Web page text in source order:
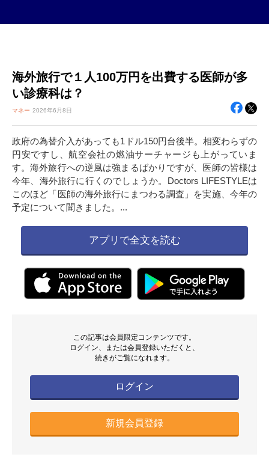
海外旅行で１人100万円を出費する医師が多
い診療科は？
マネー 2026年6月8日
政府の為替介入があっても1ドル150円台後半。相変わらずの
円安ですし、航空会社の燃油サーチャージも上がっていま
す。海外旅行への逆風は強まるばかりですが、医師の皆様は
今年、海外旅行に行くのでしょうか。Doctors LIFESTYLEは
このほど「医師の海外旅行にまつわる調査」を実施、今年の
予定について聞きました。...
アプリで全文を読む
この記事は会員限定コンテンツです。
ログイン、または会員登録いただくと、
続きがご覧になれます。
ログイン
新規会員登録